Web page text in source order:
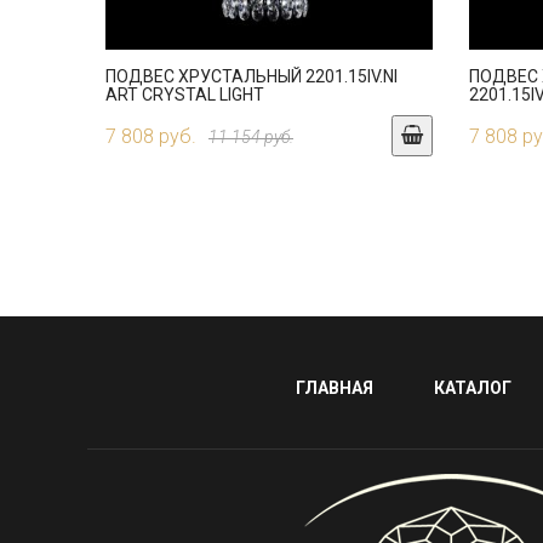
ПОДВЕС ХРУСТАЛЬНЫЙ 2201.15IV.NI
ART CRYSTAL LIGHT
7 808 руб. 11 154 руб.
ПОДВЕС
7 808
ГЛАВНАЯ КАТАЛОГ